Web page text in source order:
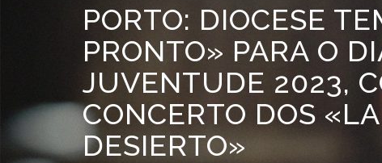
PORTO: DIOCESE
PRONTO» PARA O
JUVENTUDE 2023,
CONCERTO DOS
DESIERTO»